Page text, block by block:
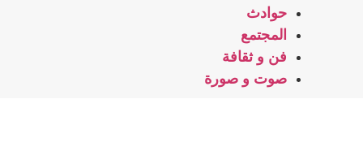
حوادث
المجتمع
فن و ثقافة
صوت و صورة